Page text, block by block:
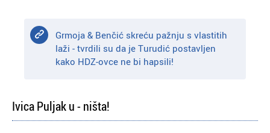
Grmoja & Benčić skreću pažnju s vlastitih
laži - tvrdili su da je Turudić postavljen
kako HDZ-ovce ne bi hapsili!
Ivica Puljak u - ništa!